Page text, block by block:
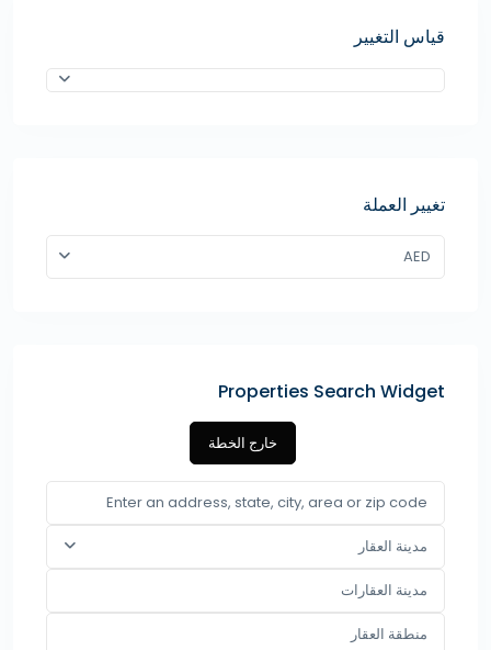
قياس التغيير
تغيير العملة
AED
Properties Search Widget
خارج الخطة
مدينة العقار